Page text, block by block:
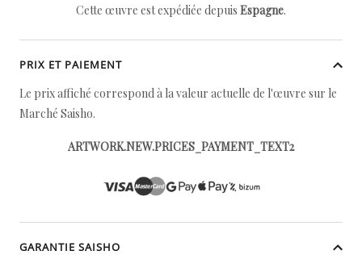
Cette œuvre est expédiée depuis Espagne.
PRIX ET PAIEMENT
Le prix affiché correspond à la valeur actuelle de l'œuvre sur le
Marché Saisho.
ARTWORK.NEW.PRICES_PAYMENT_TEXT2
GARANTIE SAISHO